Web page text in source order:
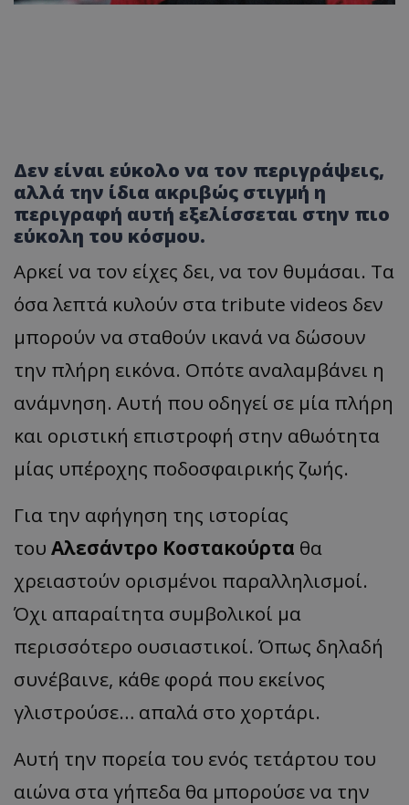
Δεν είναι εύκολο να τον περιγράψεις,
αλλά την ίδια ακριβώς στιγμή η
περιγραφή αυτή εξελίσσεται στην πιο
εύκολη του κόσμου.
Αρκεί να τον είχες δει, να τον θυμάσαι. Τα
όσα λεπτά κυλούν στα tribute videos δεν
μπορούν να σταθούν ικανά να δώσουν
την πλήρη εικόνα. Οπότε αναλαμβάνει η
ανάμνηση. Αυτή που οδηγεί σε μία πλήρη
και οριστική επιστροφή στην αθωότητα
μίας υπέροχης ποδοσφαιρικής ζωής.
Για την αφήγηση της ιστορίας
του Αλεσάντρο Κοστακούρτα θα
χρειαστούν ορισμένοι παραλληλισμοί.
Όχι απαραίτητα συμβολικοί μα
περισσότερο ουσιαστικοί. Όπως δηλαδή
συνέβαινε, κάθε φορά που εκείνος
γλιστρούσε… απαλά στο χορτάρι.
Αυτή την πορεία του ενός τετάρτου του
αιώνα στα γήπεδα θα μπορούσε να την